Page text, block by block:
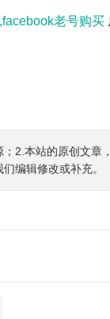
老号购买
2.本站的原创文章
编辑修改或补充。